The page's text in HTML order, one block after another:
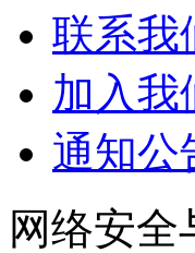
联系我
加入我
通知公
网络安全